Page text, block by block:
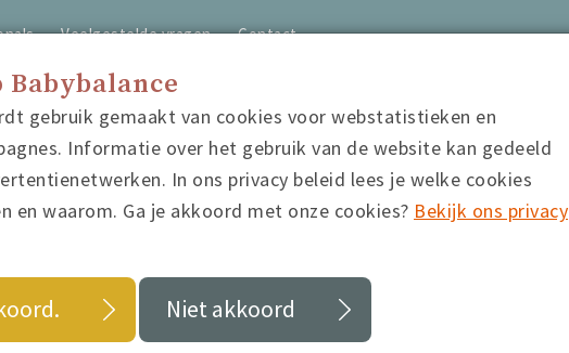
Veelgestelde vragen Contact
home video's quiz blogs
Je baby masseren in de 1e maand
Babybalance
gebruik gemaakt van cookies voor webstatistieken en
Informatie over het gebruik van de website kan gedeeld
In ons privacy beleid lees je welke cookies
en waarom. Ga je akkoord met onze cookies? Bekijk ons privacy
Niet akkoord